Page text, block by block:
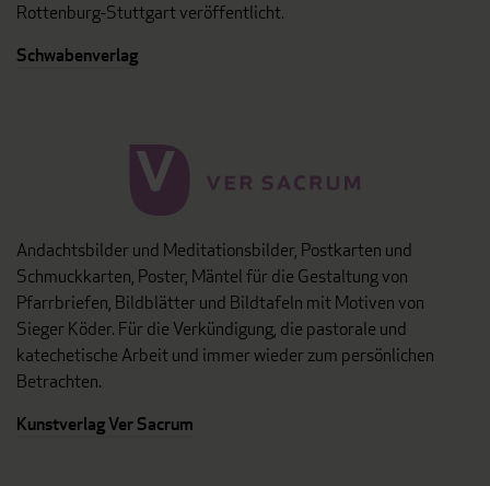
Rottenburg-Stuttgart veröffentlicht.
Schwabenverlag
Andachtsbilder und Meditationsbilder, Postkarten und
Schmuckkarten, Poster, Mäntel für die Gestaltung von
Pfarrbriefen, Bildblätter und Bildtafeln mit Motiven von
Sieger Köder. Für die Verkündigung, die pastorale und
katechetische Arbeit und immer wieder zum persönlichen
Betrachten.
Kunstverlag Ver Sacrum